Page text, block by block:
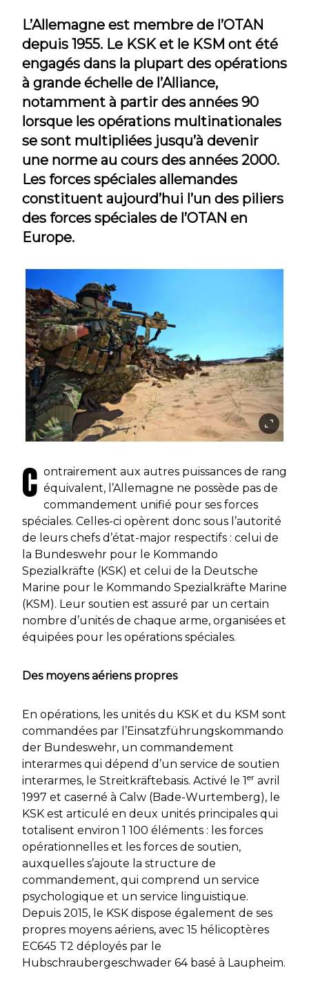
L’Allemagne est membre de l’OTAN
depuis 1955. Le KSK et le KSM ont été
engagés dans la plupart des opérations
à grande échelle de l’Alliance,
notamment à partir des années 90
lorsque les opérations multinationales
se sont multipliées jusqu’à devenir
une norme au cours des années 2000.
Les forces spéciales allemandes
constituent aujourd’hui l’un des piliers
des forces spéciales de l’OTAN en
Europe.
C ontrairement aux autres puissances de rang
équivalent, l’Allemagne ne possède pas de
commandement unifié pour ses forces
spéciales. Celles-ci opèrent donc sous l’autorité
de leurs chefs d’état-major respectifs : celui de
la Bundeswehr pour le Kommando
Spezialkräfte (KSK) et celui de la Deutsche
Marine pour le Kommando Spezialkräfte Marine
(KSM). Leur soutien est assuré par un certain
nombre d’unités de chaque arme, organisées et
équipées pour les opérations spéciales.
Des moyens aériens propres
En opérations, les unités du KSK et du KSM sont
commandées par l’Einsatzführungskommando
der Bundeswehr, un commandement
interarmes qui dépend d’un service de soutien
interarmes, le Streitkräftebasis. Activé le 1er avril
1997 et caserné à Calw (Bade-Wurtemberg), le
KSK est articulé en deux unités principales qui
totalisent environ 1 100 éléments : les forces
opérationnelles et les forces de soutien,
auxquelles s’ajoute la structure de
commandement, qui comprend un service
psychologique et un service linguistique.
Depuis 2015, le KSK dispose également de ses
propres moyens aériens, avec 15 hélicoptères
EC645 T2 déployés par le
Hubschraubergeschwader 64basé à Laupheim.